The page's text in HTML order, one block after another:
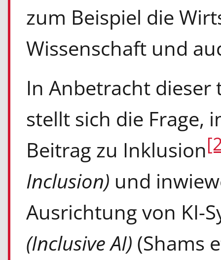
zum Beispiel die
Wissenschaft und
In Anbetracht
stellt sich die Frage,
Beitrag zu Inklusion
Inclusion) und
Ausrichtung von KI-
(Inclusive AI) (Shams